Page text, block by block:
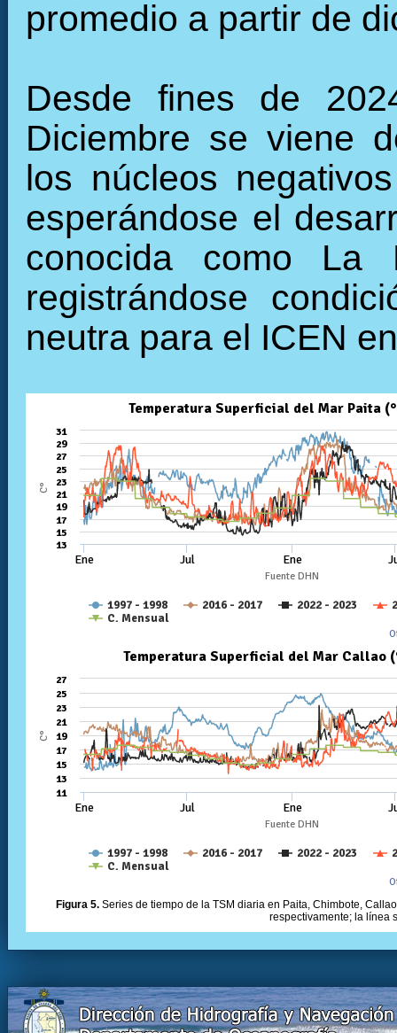
promedio a partir de
Desde fines de
Diciembre se viene
los núcleos
esperándose el
conocida como La
registrándose
neutra para el ICEN
Figura 5. Series de tiempo de la TSM diaria en Paita, Chimbote,
respectivamente; la línea